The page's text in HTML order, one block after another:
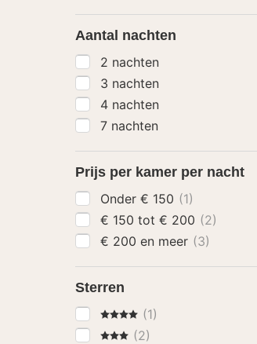
Aantal nachten
2 nachten
3 nachten
4 nachten
7 nachten
Prijs per kamer per nacht
Onder € 150 (1)
€ 150 tot € 200 (2)
€ 200 en meer (3)
Sterren
4 Sterren
(1)
3 Sterren
(2)